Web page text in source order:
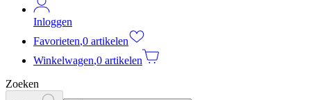
Inloggen
Favorieten,0 artikelen
Winkelwagen,0 artikelen
Zoeken